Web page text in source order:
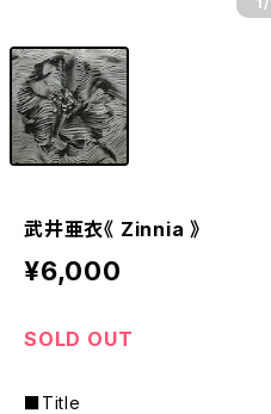
武井亜衣《 Zinnia 》
¥6,000
SOLD OUT
■Title